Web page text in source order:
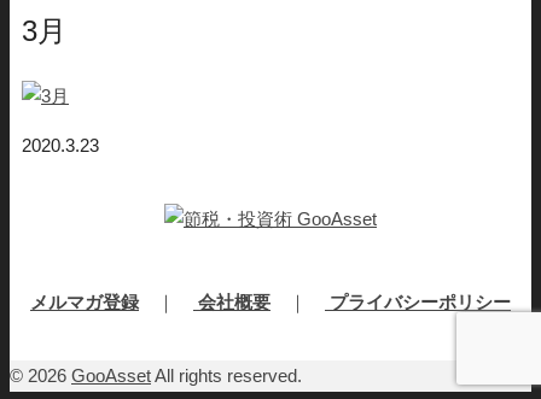
3月
2020.3.23
メルマガ登録｜ 会社概要 ｜ プライバシーポリシー
© 2026 GooAssetAll rights reserved.